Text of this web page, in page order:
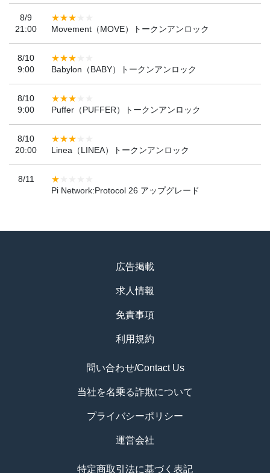
8/9
21:00
Movement（MOVE）トークンアンロック
8/10
9:00
Babylon（BABY）トークンアンロック
8/10
9:00
Puffer（PUFFER）トークンアンロック
8/10
20:00
Linea（LINEA）トークンアンロック
8/11
Pi Network:Protocol 26 アップグレード
広告掲載
求人情報
免責事項
利用規約
問い合わせ/Contact Us
当社を名乗る詐欺について
プライバシーポリシー
運営会社
特定商取引法に基づく表記